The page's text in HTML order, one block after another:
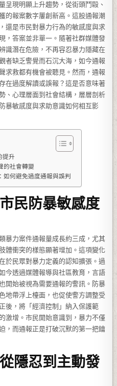
呈現明顯上升趨勢，從街頭鬥毆、
的報案數字屢創新高。這股通報潮
還是市民對暴力行為的敏感度與求
，答案並非單一。隨著社群媒體發
識潛在危險，不再容忍暴力隱藏在
者缺乏警覺而石沉大海，如今通報
求救都有機會被聽見。然而，通報
在過度解讀或誤報？這是否意味著
、心理層面到社會結構，層層剖析
暴敏感度與求助意識如何相互影
提升
的社會轉變
如何避免過度通報與誤判
民防暴敏感度
暴力案件通報量成長約三成，尤其
體衝突的樣態顯著增加。這項變化
於民眾對暴力定義的認知擴張。過
今透過媒體報導與社區教育，言語
開始被視為需要通報的警訊。防暴
地帶浮上檯面，也促使警方調整受
後，將「經濟控制」納入保護範
激增。市民開始意識到，暴力不僅
，而通報正是打破沉默的第一把鑰
隱忍到主動發